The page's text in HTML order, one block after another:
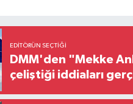
EDITÖRÜN SEÇTIĞI
DMM'den "Mekke
çeliştiği iddiaları